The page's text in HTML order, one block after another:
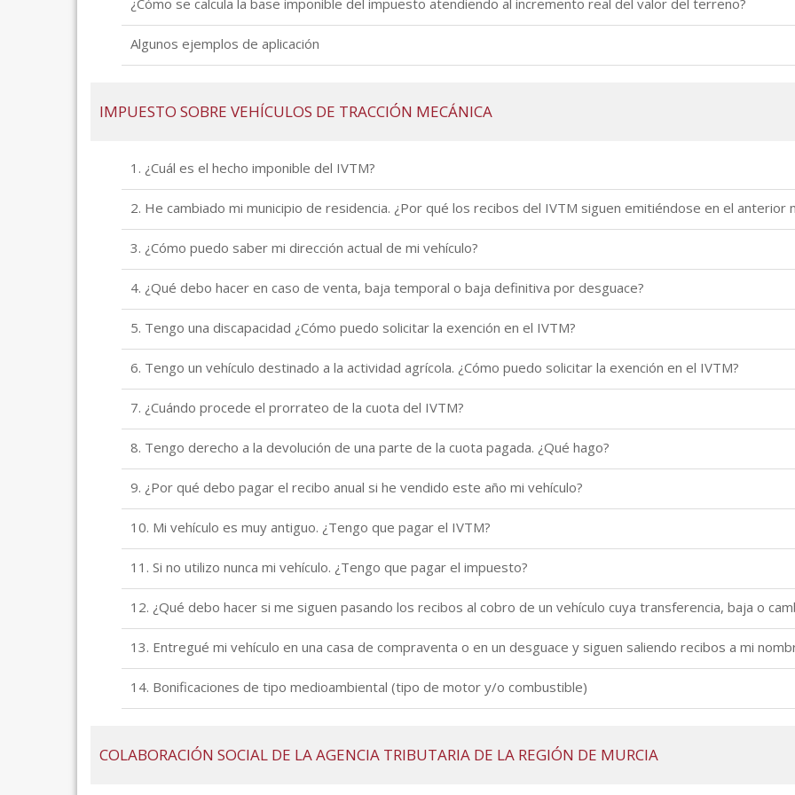
¿Cómo se calcula la base imponible del impuesto atendiendo al incremento real del valor del terreno?
Algunos ejemplos de aplicación
IMPUESTO SOBRE VEHÍCULOS DE TRACCIÓN MECÁNICA
1. ¿Cuál es el hecho imponible del IVTM?
2. He cambiado mi municipio de residencia. ¿Por qué los recibos del IVTM siguen emitiéndose en el anterior
3. ¿Cómo puedo saber mi dirección actual de mi vehículo?
4. ¿Qué debo hacer en caso de venta, baja temporal o baja definitiva por desguace?
5. Tengo una discapacidad ¿Cómo puedo solicitar la exención en el IVTM?
6. Tengo un vehículo destinado a la actividad agrícola. ¿Cómo puedo solicitar la exención en el IVTM?
7. ¿Cuándo procede el prorrateo de la cuota del IVTM?
8. Tengo derecho a la devolución de una parte de la cuota pagada. ¿Qué hago?
9. ¿Por qué debo pagar el recibo anual si he vendido este año mi vehículo?
10. Mi vehículo es muy antiguo. ¿Tengo que pagar el IVTM?
11. Si no utilizo nunca mi vehículo. ¿Tengo que pagar el impuesto?
12. ¿Qué debo hacer si me siguen pasando los recibos al cobro de un vehículo cuya transferencia, baja o
13. Entregué mi vehículo en una casa de compraventa o en un desguace y siguen saliendo recibos a mi
14. Bonificaciones de tipo medioambiental (tipo de motor y/o combustible)
COLABORACIÓN SOCIAL DE LA AGENCIA TRIBUTARIA DE LA REGIÓN DE MURCIA